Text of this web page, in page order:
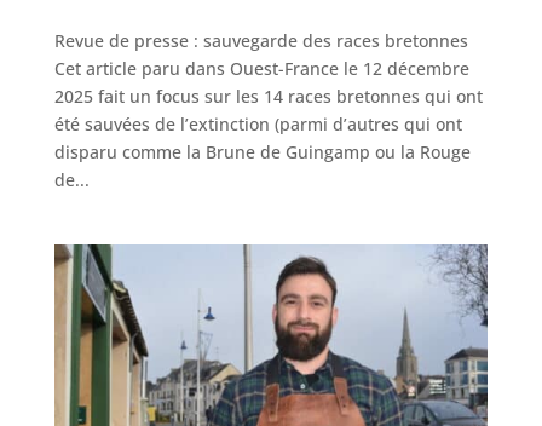
Revue de presse : sauvegarde des races bretonnes
Cet article paru dans Ouest-France le 12 décembre
2025 fait un focus sur les 14 races bretonnes qui ont
été sauvées de l’extinction (parmi d’autres qui ont
disparu comme la Brune de Guingamp ou la Rouge
de...